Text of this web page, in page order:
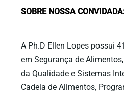
SOBRE NOSSA
A Ph.D Ellen Lopes possui
em Segurança de
da Qualidade e Sistemas
Cadeia de Alimentos,